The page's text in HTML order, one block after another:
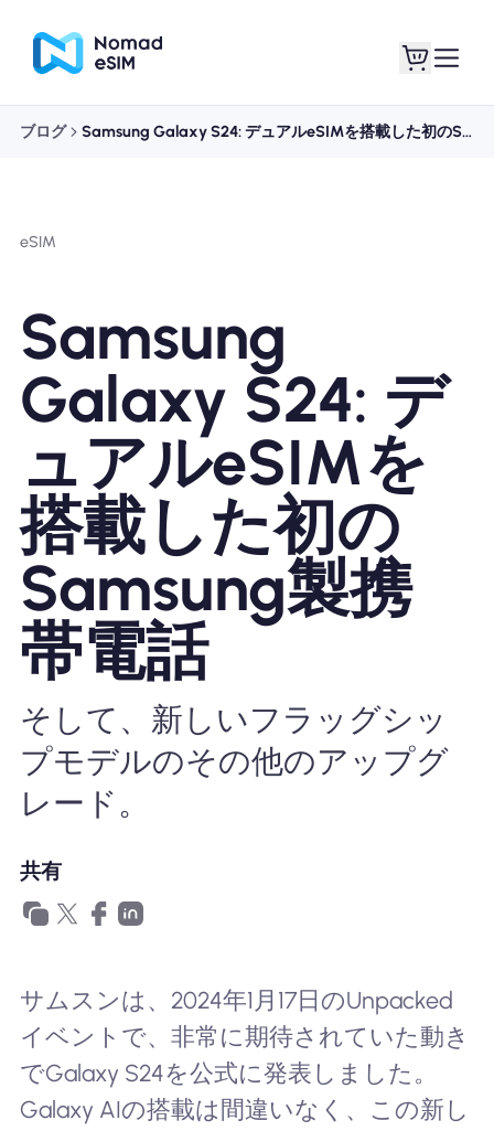
ショッププラン
eSIMについて
Nomad eSIMを使用する理由
eSIMの使用
企業
ブログ Samsung Galaxy S24: デュアルeSIMを搭載した初のSamsung製携帯電話
eSIM
Samsung
Galaxy S24: デ
ュアルeSIMを
搭載した初の
Samsung製携
帯電話
そして、新しいフラッグシッ
プモデルのその他のアップグ
レード。
共有
サムスンは、2024年1月17日のUnpacked
イベントで、非常に期待されていた動き
でGalaxy S24を公式に発表しました。
Galaxy AIの搭載は間違いなく、この新し